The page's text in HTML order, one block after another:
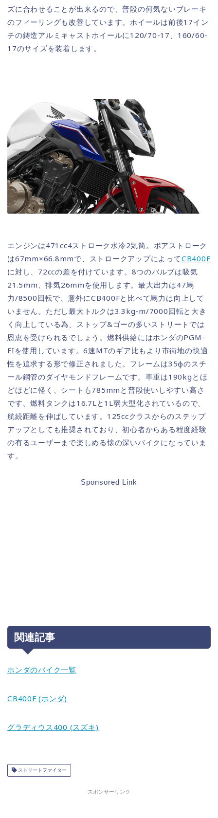
ズに合わせることが出来るので、普段の何気ないブレーキ
のフィーリングも改善しています。ホイールは前後17イン
チの鋳造アルミキャストホイールに120/70-17、160/60-
17のサイズを装着します。
エンジンは471cc4ストローク水冷2気筒。ボアストローク
は67mm×66.8mmで、ストロークアップによってCB400F
に対し、72ccの差を付けています。8つのバルブは吸気
21.5mm、排気26mmを使用します。最大出力は47馬
力/8500回転で、意外にCB400Fと比べて馬力は向上して
いません。ただし最大トルクは3.3kg-m/7000回転と大き
く向上している為、ストップ&ゴーの多いストリートでは
恩恵を受けられるでしょう。燃料供給にはホンダのPGM-
FIを使用しています。6速MTのギア比もより市街地の快適
性を追求する形で修正されました。フレームは35φのスチ
ール鋼管のダイヤモンドフレームです。車重は190kgとほ
どほどに軽く、シートも785mmと普段使いしやすい高さ
です。燃料タンクは16.7Lと1L弱大型化されているので、
航続距離を伸ばしています。125ccクラスからのステップ
アップとしても推奨されており、初心者からある程度経験
の有るユーザーまで楽しめる懐の深いバイクになっていま
す。
Sponsored Link
関連記事
ホンダのバイク一覧
CB400F (ホンダ)
グラディウス400 (スズキ)
ストリートファイター
スポンサーリンク